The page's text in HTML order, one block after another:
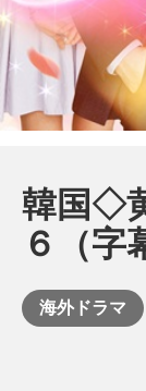
韓国◇
６（字
海外ドラマ